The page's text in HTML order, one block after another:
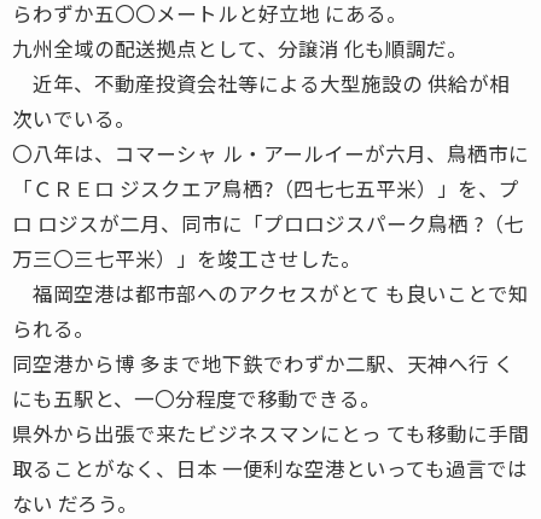
らわずか五〇〇メートルと好立地 にある。
九州全域の配送拠点として、分譲消 化も順調だ。
近年、不動産投資会社等による大型施設の 供給が相
次いでいる。
〇八年は、コマーシャ ル・アールイーが六月、鳥栖市に
「ＣＲＥロ ジスクエア鳥栖?（四七七五平米）」を、プ
ロ ロジスが二月、同市に「プロロジスパーク鳥栖 ?（七
万三〇三七平米）」を竣工させした。
福岡空港は都市部へのアクセスがとて も良いことで知
られる。
同空港から博 多まで地下鉄でわずか二駅、天神へ行 く
にも五駅と、一〇分程度で移動できる。
県外から出張で来たビジネスマンにとっ ても移動に手間
取ることがなく、日本 一便利な空港といっても過言では
ない だろう。